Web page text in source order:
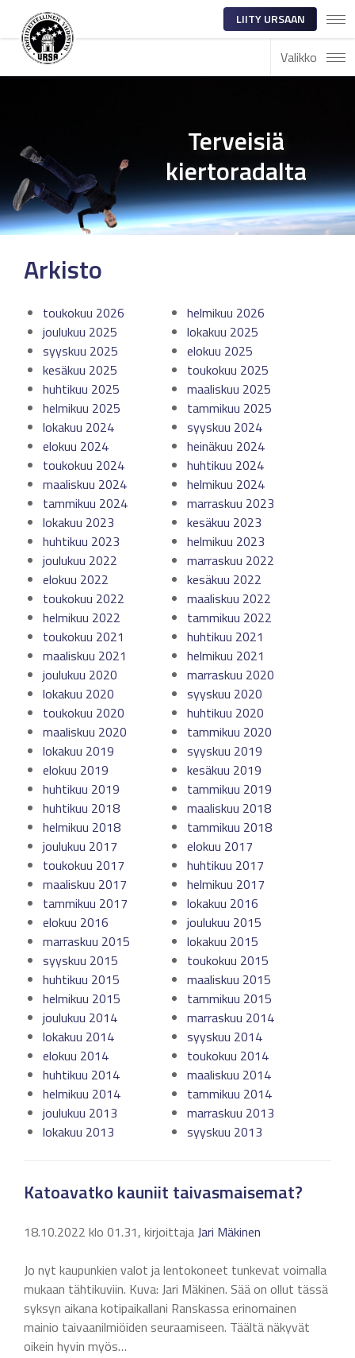
LIITY URSAAN
Valikko
Terveisiä
kiertoradalta
Arkisto
toukokuu 2026
helmikuu 2026
joulukuu 2025
lokakuu 2025
syyskuu 2025
elokuu 2025
kesäkuu 2025
toukokuu 2025
huhtikuu 2025
maaliskuu 2025
helmikuu 2025
tammikuu 2025
lokakuu 2024
syyskuu 2024
elokuu 2024
heinäkuu 2024
toukokuu 2024
huhtikuu 2024
maaliskuu 2024
helmikuu 2024
tammikuu 2024
marraskuu 2023
lokakuu 2023
kesäkuu 2023
huhtikuu 2023
helmikuu 2023
joulukuu 2022
marraskuu 2022
elokuu 2022
kesäkuu 2022
toukokuu 2022
maaliskuu 2022
helmikuu 2022
tammikuu 2022
toukokuu 2021
huhtikuu 2021
maaliskuu 2021
helmikuu 2021
joulukuu 2020
marraskuu 2020
lokakuu 2020
syyskuu 2020
toukokuu 2020
huhtikuu 2020
maaliskuu 2020
tammikuu 2020
lokakuu 2019
syyskuu 2019
elokuu 2019
kesäkuu 2019
huhtikuu 2019
tammikuu 2019
huhtikuu 2018
maaliskuu 2018
helmikuu 2018
tammikuu 2018
joulukuu 2017
elokuu 2017
toukokuu 2017
huhtikuu 2017
maaliskuu 2017
helmikuu 2017
tammikuu 2017
lokakuu 2016
elokuu 2016
joulukuu 2015
marraskuu 2015
lokakuu 2015
syyskuu 2015
toukokuu 2015
huhtikuu 2015
maaliskuu 2015
helmikuu 2015
tammikuu 2015
joulukuu 2014
marraskuu 2014
lokakuu 2014
syyskuu 2014
elokuu 2014
toukokuu 2014
huhtikuu 2014
maaliskuu 2014
helmikuu 2014
tammikuu 2014
joulukuu 2013
marraskuu 2013
lokakuu 2013
syyskuu 2013
Katoavatko kauniit taivasmaisemat?
18.10.2022 klo 01.31, kirjoittajaJari Mäkinen
Jo nyt kaupunkien valot ja lentokoneet tunkevat voimalla
mukaan tähtikuviin. Kuva: Jari Mäkinen. Sää on ollut tässä
syksyn aikana kotipaikallani Ranskassa erinomainen
mainio taivaanilmiöiden seuraamiseen. Täältä näkyvät
oikein hyvin myös…